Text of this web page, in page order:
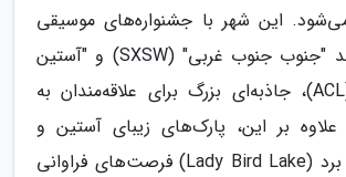
این شهر با جشنواره‌های موسیقی
مشهور خود مانند "جنوب جنوب غربی" (SXSW) و "آستین
سیتی لیمیتز" (ACL)، جاذبه‌ای بزرگ برای علاقه‌مندان به
بر این، پارک‌های زیبای آستین و
رودخانه‌ی لیدی برد (Lady Bird Lake) فرصت‌های فراوانی